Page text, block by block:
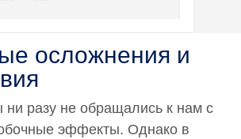
осложнения и
разу не обращались к нам с
эффекты. Однако в